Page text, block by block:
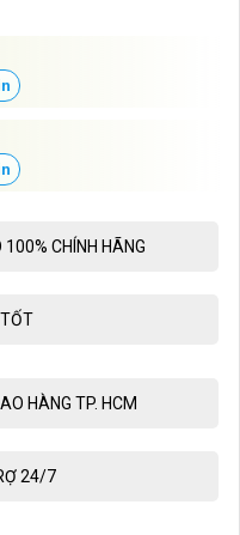
CHÍNH HÃNG
HÀNG TP. HCM
24/7